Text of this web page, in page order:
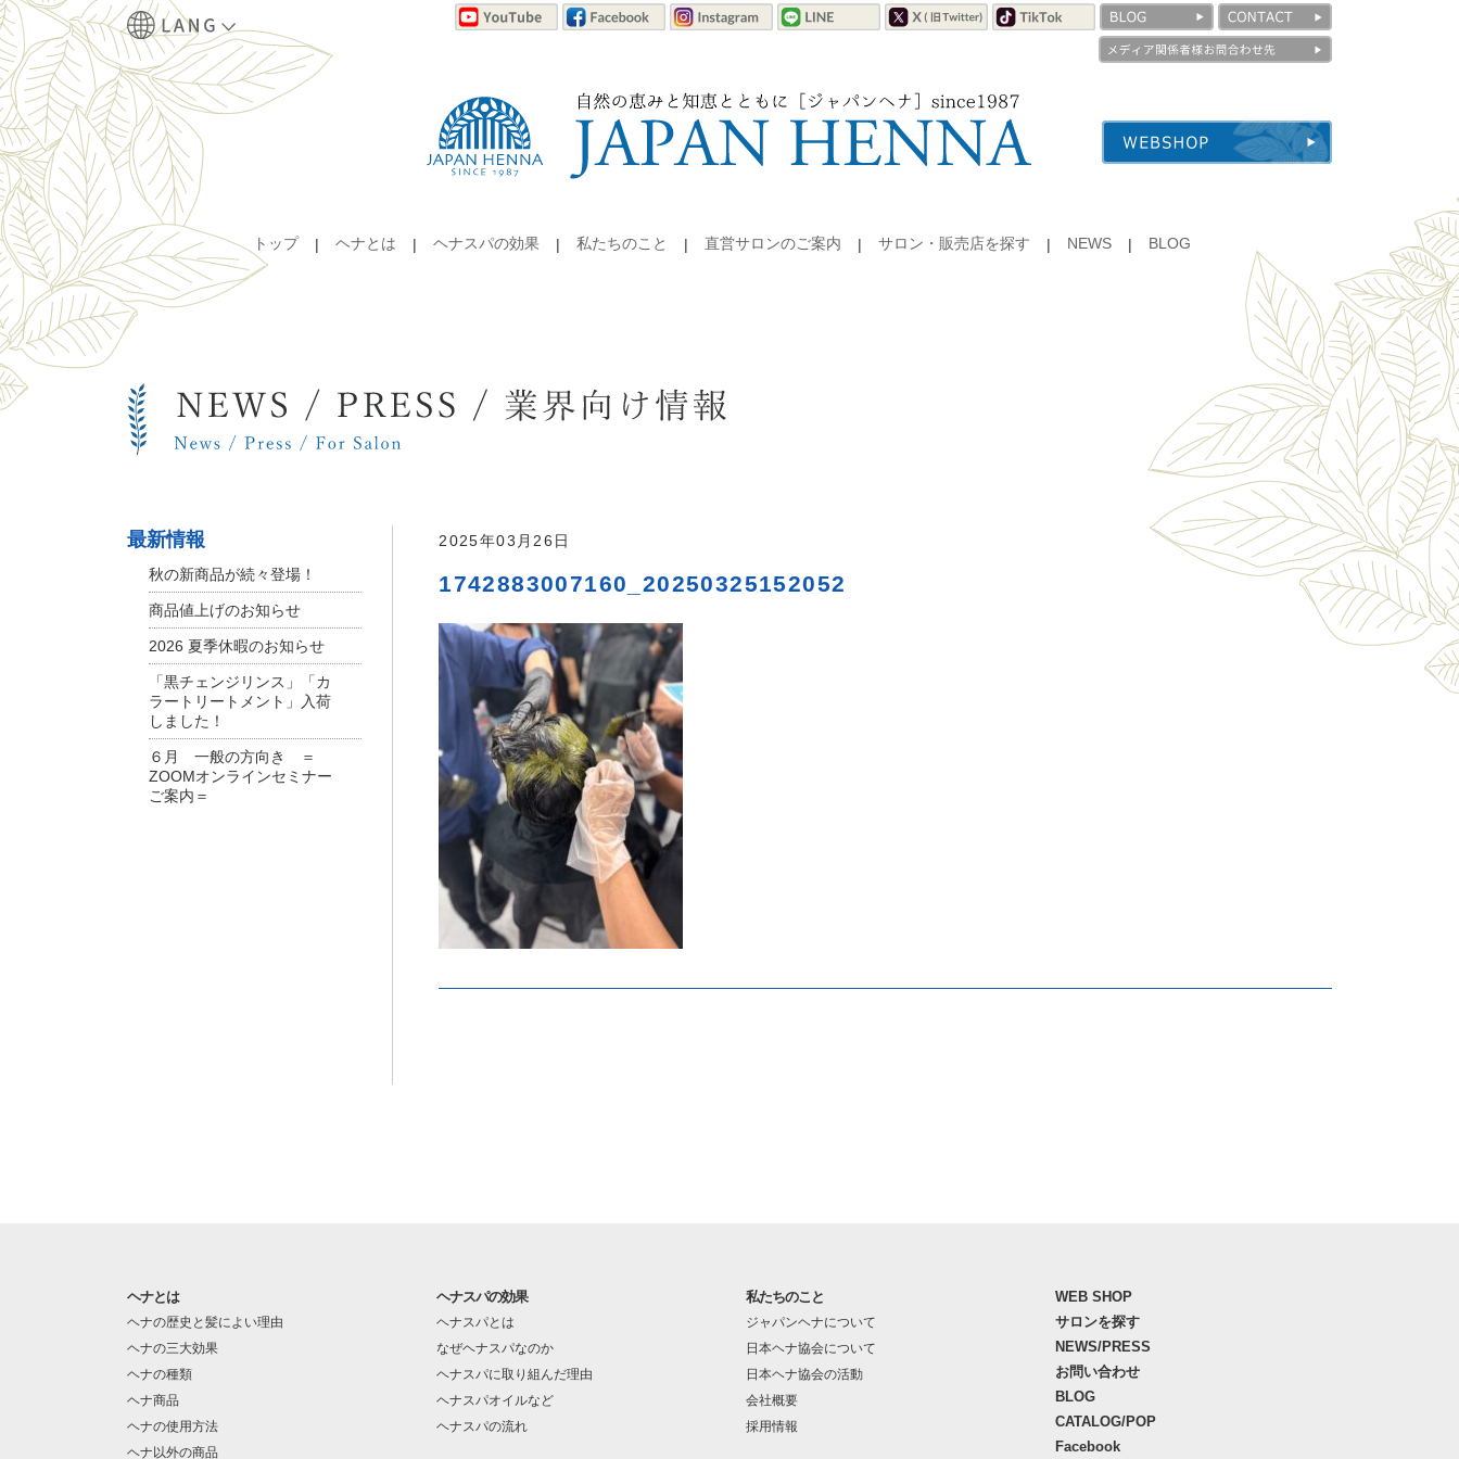
トップ ヘナとは ヘナスパの効果 私たちのこと 直営サロンのご案内 サロン・販売店を探す NEWS BLOG
2025年03月26日
1742883007160_20250325152052
最新情報
秋の新商品が続々登場！
商品値上げのお知らせ
2026 夏季休暇のお知らせ
「黒チェンジリンス」「カ
ラートリートメント」入荷
しました！
６月 一般の方向き ＝
ZOOMオンラインセミナー
ご案内＝
ヘナとは
ヘナの歴史と髪によい理由
ヘナの三大効果
ヘナの種類
ヘナ商品
ヘナの使用方法
ヘナ以外の商品
ヘナスパの効果
ヘナスパとは
なぜヘナスパなのか
ヘナスパに取り組んだ理由
ヘナスパオイルなど
ヘナスパの流れ
私たちのこと
ジャパンヘナについて
日本ヘナ協会について
日本ヘナ協会の活動
会社概要
採用情報
WEB SHOP
サロンを探す
NEWS/PRESS
お問い合わせ
BLOG
CATALOG/POP
Facebook